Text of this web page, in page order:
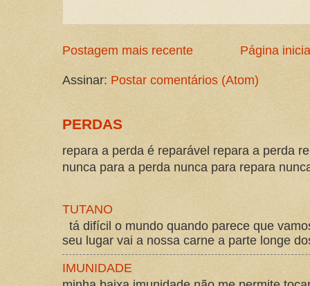
Postagem mais recente Página
Assinar: Postar comentários (Atom)
PERDAS
repara a perda é reparável repara a perda
nunca para a perda nunca para repara
TUTANO
tá difícil o mundo quando parece que
seu lugar vai a nossa carne a parte longe
IMUNIDADE